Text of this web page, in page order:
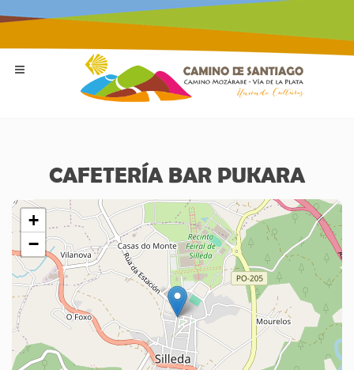
CAFETERÍA BAR PUKARA
+
−